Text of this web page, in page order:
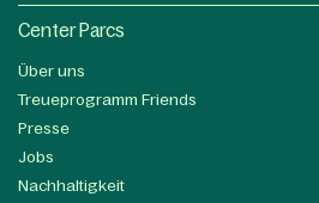
Center Parcs
Über uns
Treueprogramm Friends
Presse
Jobs
Nachhaltigkeit